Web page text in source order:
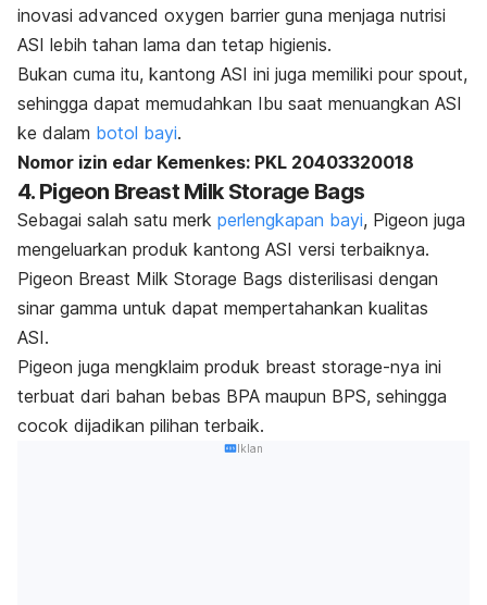
inovasi advanced oxygen barrier guna menjaga nutrisi
ASI lebih tahan lama dan tetap higienis.
Bukan cuma itu, kantong ASI ini juga memiliki pour spout,
sehingga dapat memudahkan Ibu saat menuangkan ASI
ke dalam botol bayi.
Nomor izin edar Kemenkes: PKL 20403320018
4. Pigeon Breast Milk Storage Bags
Sebagai salah satu merk perlengkapan bayi, Pigeon juga
mengeluarkan produk kantong ASI versi terbaiknya.
Pigeon Breast Milk Storage Bags disterilisasi dengan
sinar gamma untuk dapat mempertahankan kualitas
ASI.
Pigeon juga mengklaim produk breast storage-nya ini
terbuat dari bahan bebas BPA maupun BPS, sehingga
cocok dijadikan pilihan terbaik.
Iklan